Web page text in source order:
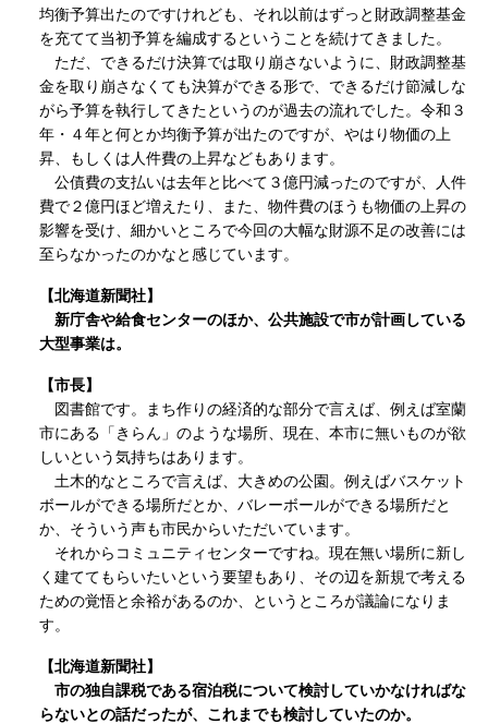
均衡予算出たのですけれども、それ以前はずっと財政調整基金
を充てて当初予算を編成するということを続けてきました。
ただ、できるだけ決算では取り崩さないように、財政調整基
金を取り崩さなくても決算ができる形で、できるだけ節減しな
がら予算を執行してきたというのが過去の流れでした。令和３
年・４年と何とか均衡予算が出たのですが、やはり物価の上
昇、もしくは人件費の上昇などもあります。
公債費の支払いは去年と比べて３億円減ったのですが、人件
費で２億円ほど増えたり、また、物件費のほうも物価の上昇の
影響を受け、細かいところで今回の大幅な財源不足の改善には
至らなかったのかなと感じています。
【北海道新聞社】
新庁舎や給食センターのほか、公共施設で市が計画している
大型事業は。
【市長】
図書館です。まち作りの経済的な部分で言えば、例えば室蘭
市にある「きらん」のような場所、現在、本市に無いものが欲
しいという気持ちはあります。
土木的なところで言えば、大きめの公園。例えばバスケット
ボールができる場所だとか、バレーボールができる場所だと
か、そういう声も市民からいただいています。
それからコミュニティセンターですね。現在無い場所に新し
く建ててもらいたいという要望もあり、その辺を新規で考える
ための覚悟と余裕があるのか、というところが議論になりま
す。
【北海道新聞社】
市の独自課税である宿泊税について検討していかなければな
らないとの話だったが、これまでも検討していたのか。